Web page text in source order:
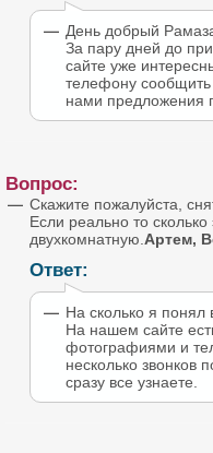
День добрый
За пару дней до
сайте уже
телефону
нами предложения
Вопрос:
Скажите пожалуйста,
Если реально то
двухкомнатную. Артем,
Ответ:
На сколько я понял
На нашем сайте
фотографиями и
несколько звонков
сразу все узнаете.